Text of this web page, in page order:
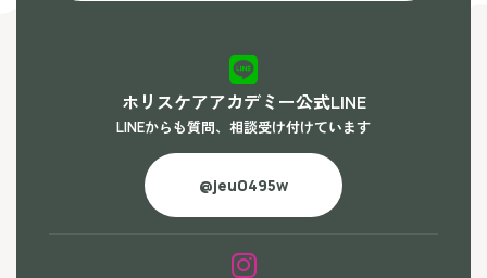
ホリスケアアカデミー公式LINE
LINEからも質問、相談受け付けています
@jeu0495w